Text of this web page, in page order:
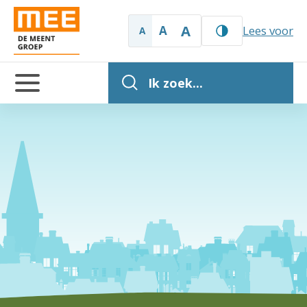
A A A Lees voor
Ik zoek...